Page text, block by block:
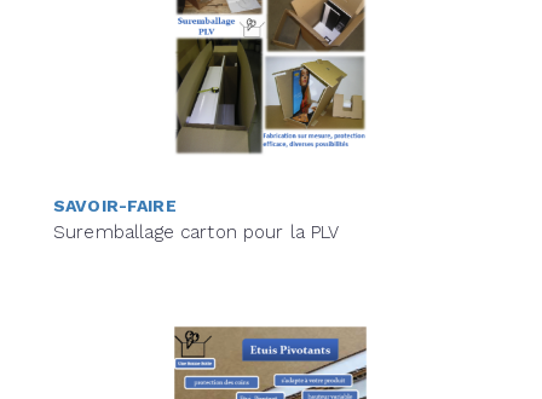
SAVOIR-FAIRE
Suremballage carton pour la PLV